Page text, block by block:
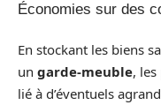
Économies sur des
En stockant les biens
un garde-meuble,
lié à d’éventuels